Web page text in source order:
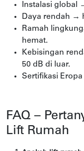
Instalasi global
Daya rendah →
Ramah
hemat.
Kebisingan
50 dB di luar.
Sertifikasi
FAQ –
Lift Rumah